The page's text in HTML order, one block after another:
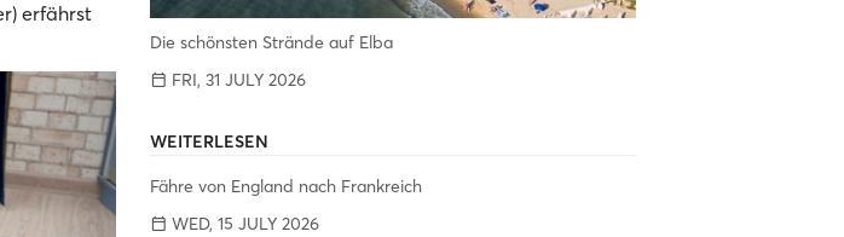
erfährst
Die schönsten Strände auf Elba
FRI, 31 JULY 2026
WEITERLESEN
Fähre von England nach Frankreich
WED, 15 JULY 2026